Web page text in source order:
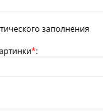
заполнения
*: